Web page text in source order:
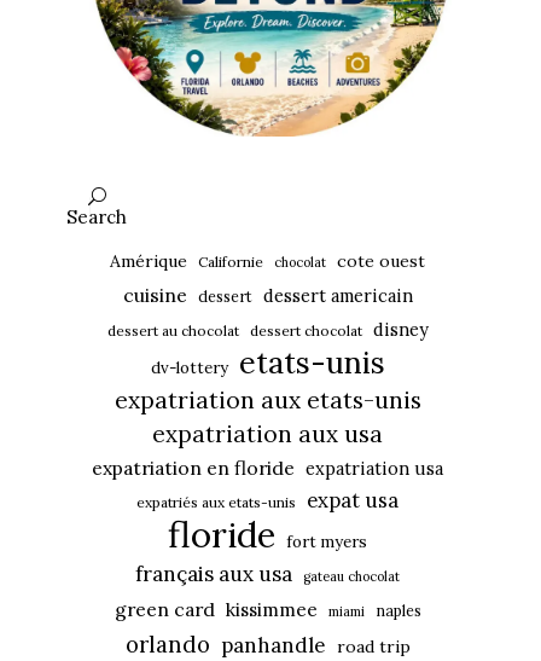
Search
Amérique Californie chocolat cote ouest
cuisine dessert dessert americain
dessert au chocolat dessert chocolat disney
dv-lottery etats-unis
expatriation aux etats-unis
expatriation aux usa
expatriation en floride expatriation usa
expatriés aux etats-unis expat usa
floride fort myers
français aux usa gateau chocolat
green card kissimmee miami naples
orlando panhandle road trip